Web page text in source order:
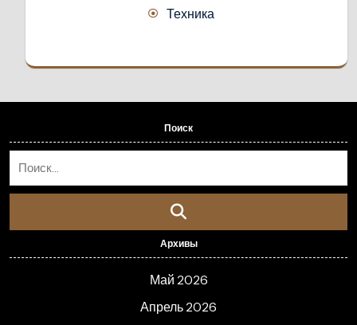
Техника
Поиск
Архивы
Май 2026
Апрель 2026